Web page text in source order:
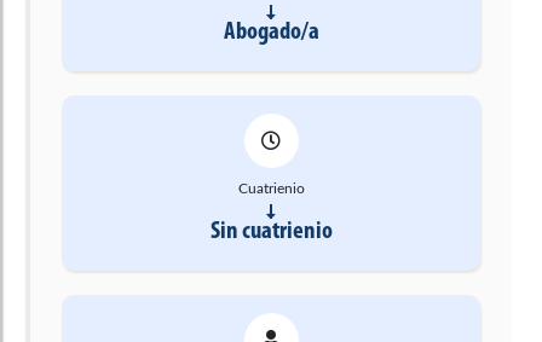
Abogado/a
Cuatrienio
Sin cuatrienio